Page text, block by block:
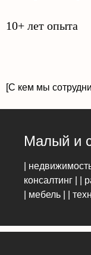
10+ лет опыта
[С кем мы
Малый и
|
консалтинг | |
| мебель | |